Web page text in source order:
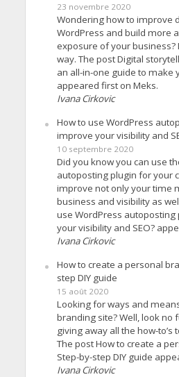
23 novembre 2020
Wondering how to improve
WordPress and build more
exposure of your business?
way. The post Digital
an all-in-one guide to make
appeared first on Meks.
Ivana Cirkovic
How to use WordPress
improve your visibility and
10 septembre 2020
Did you know you can use
autoposting plugin for your
improve not only your time
business and visibility as
use WordPress
your visibility and SEO?
Ivana Cirkovic
How to create a personal
step DIY guide
15 août 2020
Looking for ways and
branding site? Well, look no
giving away all the how-to’s
The post How to create a
Step-by-step DIY guide
Ivana Cirkovic